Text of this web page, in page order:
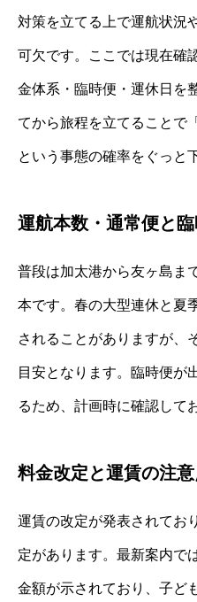
対策を立てる上で運航状況
可欠です。ここでは現在確
金体系・臨時便・運休日を
てから旅程を立てることで
という事態の確率をぐっと
運航本数・通常便と
普段は加太港から友ヶ島ま
本です。春の大型連休と夏
されることがありますが、
目安となります。臨時便が
るため、計画時に確認して
料金改定と運賃の注意
運賃の改定が発表されてお
定があります。最新案内で
金額が示されており、子ど